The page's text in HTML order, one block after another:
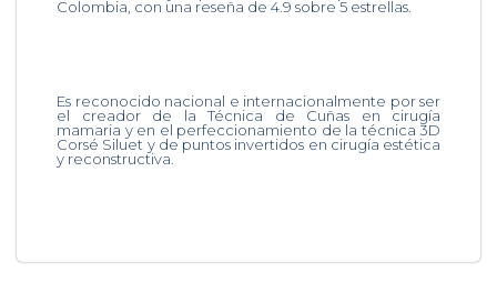
Colombia, con una reseña de 4.9 sobre 5 estrellas.
Es reconocido nacional e internacionalmente por ser
el creador de la Técnica de Cuñas en cirugía
mamaria y en el perfeccionamiento de la técnica 3D
Corsé Siluet y de puntos invertidos en cirugía estética
y reconstructiva.